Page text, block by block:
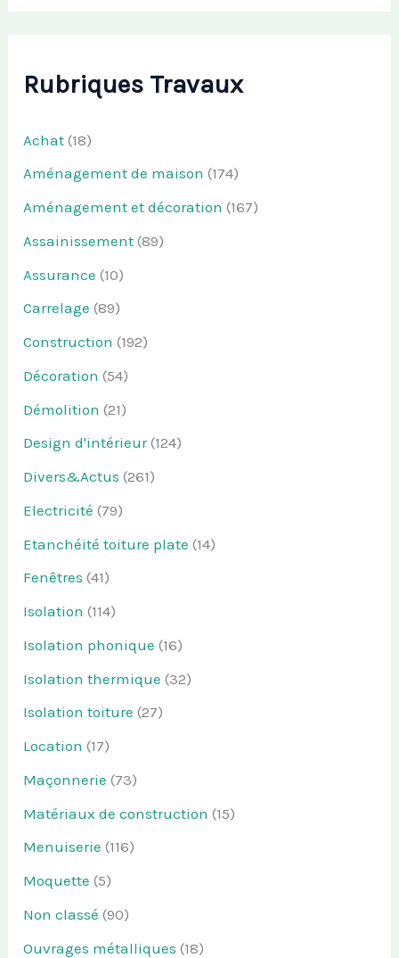
Rubriques Travaux
Achat (18)
Aménagement de maison (174)
Aménagement et décoration (167)
Assainissement (89)
Assurance (10)
Carrelage (89)
Construction (192)
Décoration (54)
Démolition (21)
Design d'intérieur(124)
Divers&Actus (261)
Electricité (79)
Etanchéité toiture plate (14)
Fenêtres (41)
Isolation (114)
Isolation phonique (16)
Isolation thermique (32)
Isolation toiture (27)
Location (17)
Maçonnerie (73)
Matériaux de construction (15)
Menuiserie (116)
Moquette (5)
Non classé (90)
Ouvrages métalliques (18)